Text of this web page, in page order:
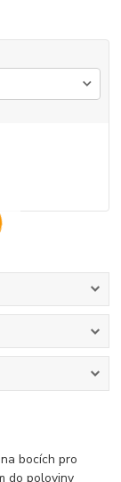
bocích pro
do poloviny